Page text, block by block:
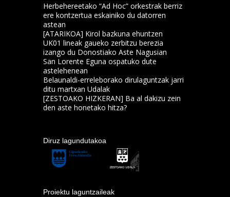
Herbehereetako “Ad Hoc” orkestrak berriz
ere kontzertua eskainiko du datorren
astean
[ATARIKOA] Kirol bazkuna ehuntzen
UK01 lineak gaueko zerbitzu berezia
izango du Donostiako Aste Nagusian
San Lorente Eguna ospatuko dute
astelehenean
Belaunaldi-erreleborako dirulaguntzak jarri
ditu martxan Udalak
[ZESTOAKO HIZKERAN] Ba al dakizu zein
den aste honetako hitza?
Diruz lagundutakoa
Proiektu laguntzaileak